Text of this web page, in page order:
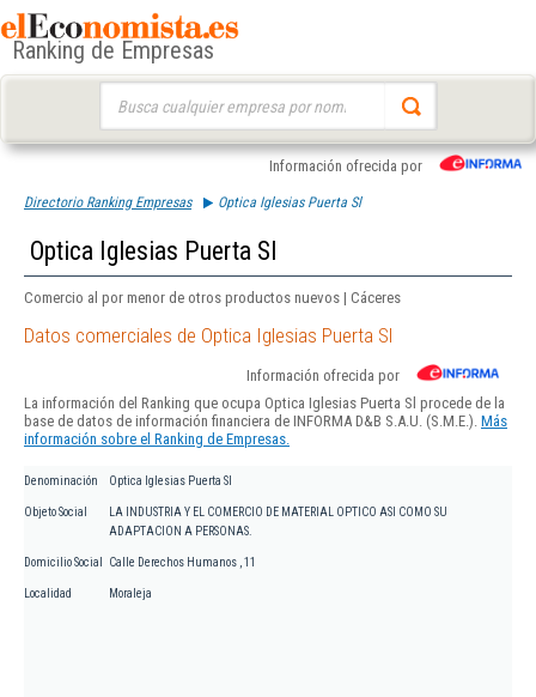
Ranking de Empresas
Información ofrecida por
Directorio Ranking Empresas Optica Iglesias Puerta Sl
Optica Iglesias Puerta Sl
Comercio al por menor de otros productos nuevos | Cáceres
Datos comerciales de Optica Iglesias Puerta Sl
Información ofrecida por
La información del Ranking que ocupa Optica Iglesias Puerta Sl procede de la
base de datos de información financiera de INFORMA D&B S.A.U. (S.M.E.). Más
información sobre el Ranking de Empresas.
Denominación Optica Iglesias Puerta Sl
Objeto Social
LA INDUSTRIA Y EL COMERCIO DE MATERIAL OPTICO ASI COMO SU
ADAPTACION A PERSONAS.
Domicilio Social Calle Derechos Humanos , 11
Localidad Moraleja